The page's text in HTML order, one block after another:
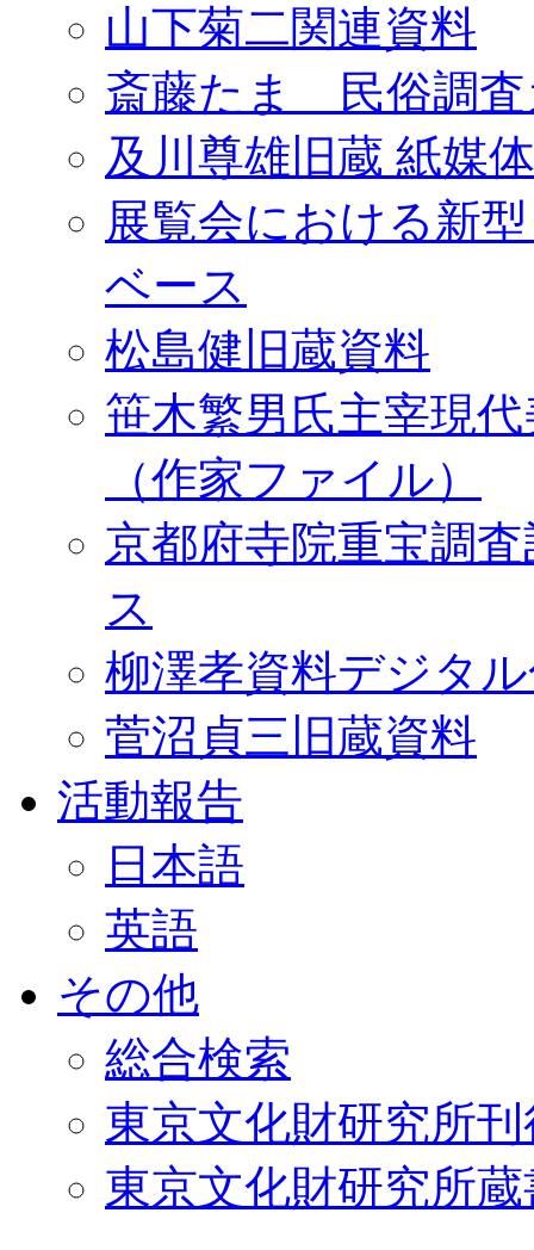
山下菊二関連資料
斎藤たま 民俗調査
及川尊雄旧蔵 紙媒
展覧会における新
ベース
松島健旧蔵資料
笹木繁男氏主宰現
（作家ファイル）
京都府寺院重宝調
ス
柳澤孝資料デジタ
菅沼貞三旧蔵資料
活動報告
日本語
英語
その他
総合検索
東京文化財研究所
東京文化財研究所